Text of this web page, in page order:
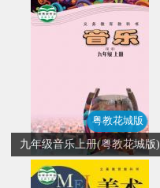
粤教花城版
九年级音乐上册(粤教花城版)